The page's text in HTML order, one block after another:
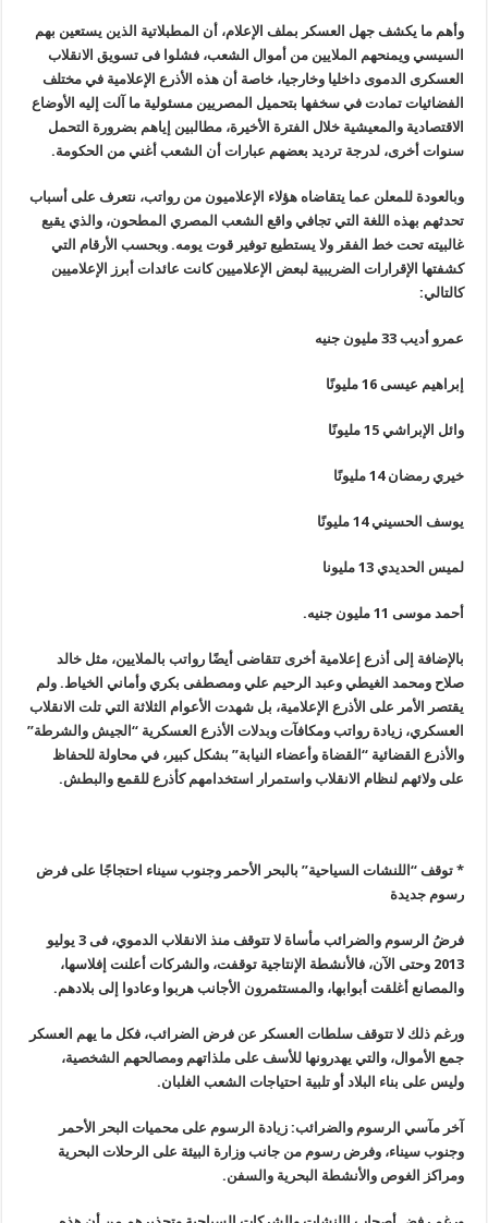
وأهم ما يكشف جهل العسكر بملف الإعلام، أن المطبلاتية الذين يستعين بهم
السيسي ويمنحهم الملايين من أموال الشعب، فشلوا فى تسويق الانقلاب
العسكرى الدموى داخليا وخارجيا، خاصة أن هذه الأذرع الإعلامية في مختلف
الفضائيات تمادت في سخفها بتحميل المصريين مسئولية ما آلت إليه الأوضاع
الاقتصادية والمعيشية خلال الفترة الأخيرة، مطالبين إياهم بضرورة التحمل
سنوات أخرى، لدرجة ترديد بعضهم عبارات أن الشعب أغني من الحكومة.
وبالعودة للمعلن عما يتقاضاه هؤلاء الإعلاميون من رواتب، نتعرف على أسباب
تحدثهم بهذه اللغة التي تجافي واقع الشعب المصري المطحون، والذي يقبع
غالبيته تحت خط الفقر ولا يستطيع توفير قوت يومه. وبحسب الأرقام التي
كشفتها الإقرارات الضريبية لبعض الإعلاميين كانت عائدات أبرز الإعلاميين
كالتالي:
عمرو أديب 33 مليون جنيه
إبراهيم عيسى 16 مليونًا
وائل الإبراشي 15 مليونًا
خيري رمضان 14 مليونًا
يوسف الحسيني 14 مليونًا
لميس الحديدي 13 مليونا
أحمد موسى 11 مليون جنيه .
بالإضافة إلى أذرع إعلامية أخرى تتقاضى أيضًا رواتب بالملايين، مثل خالد
صلاح ومحمد الغيطي وعبد الرحيم علي ومصطفى بكري وأماني الخياط. ولم
يقتصر الأمر على الأذرع الإعلامية، بل شهدت الأعوام الثلاثة التي تلت الانقلاب
العسكري، زيادة رواتب ومكافآت وبدلات الأذرع العسكرية “الجيش والشرطة”
والأذرع القضائية “القضاة وأعضاء النيابة” بشكل كبير، في محاولة للحفاظ
على ولائهم لنظام الانقلاب واستمرار استخدامهم كأذرع للقمع والبطش.
* توقف “اللنشات السياحية” بالبحر الأحمر وجنوب سيناء احتجاجًا على فرض
رسوم جديدة
فرضُ الرسوم والضرائب مأساة لا تتوقف منذ الانقلاب الدموي، فى 3 يوليو
2013 وحتى الآن، فالأنشطة الإنتاجية توقفت، والشركات أعلنت إفلاسها،
والمصانع أغلقت أبوابها، والمستثمرون الأجانب هربوا وعادوا إلى بلادهم.
ورغم ذلك لا تتوقف سلطات العسكر عن فرض الضرائب، فكل ما يهم العسكر
جمع الأموال، والتي يهدرونها للأسف على ملذاتهم ومصالحهم الشخصية،
وليس على بناء البلاد أو تلبية احتياجات الشعب الغلبان.
آخر مآسي الرسوم والضرائب: زيادة الرسوم على محميات البحر الأحمر
وجنوب سيناء، وفرض رسوم من جانب وزارة البيئة على الرحلات البحرية
ومراكز الغوص والأنشطة البحرية والسفن.